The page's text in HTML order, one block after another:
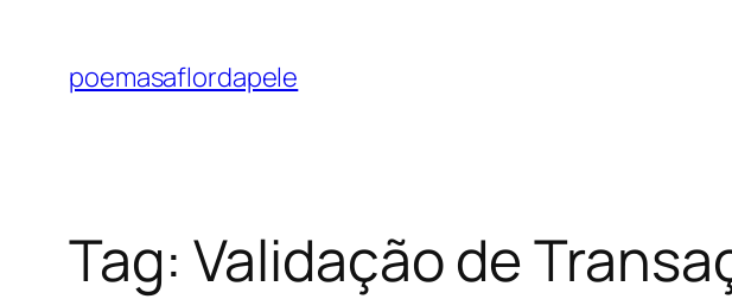
poemasaflordapele
Tag: Validação de